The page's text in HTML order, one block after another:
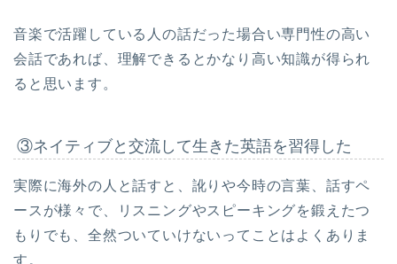
音楽で活躍している人の話だった場合い専門性の高い
会話であれば、理解できるとかなり高い知識が得られ
ると思います。
③ネイティブと交流して生きた英語を習得した
実際に海外の人と話すと、訛りや今時の言葉、話すペ
ースが様々で、リスニングやスピーキングを鍛えたつ
もりでも、全然ついていけないってことはよくありま
す。